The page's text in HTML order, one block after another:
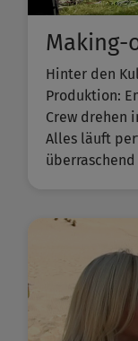
Making-
Hinter den
Produktion:
Crew drehen
Alles läuft